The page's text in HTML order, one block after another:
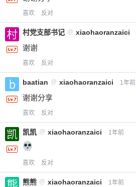
喜欢 反对
村党支部书记 @ xiaohaoranzaici
谢谢
喜欢 反对
baatian @ xiaohaoranzaici 1年前
谢谢分享
喜欢 反对
凯凯 @ xiaohaoranzaici 1年前
喜欢 反对
熊熊 @ xiaohaoranzaici 1年前